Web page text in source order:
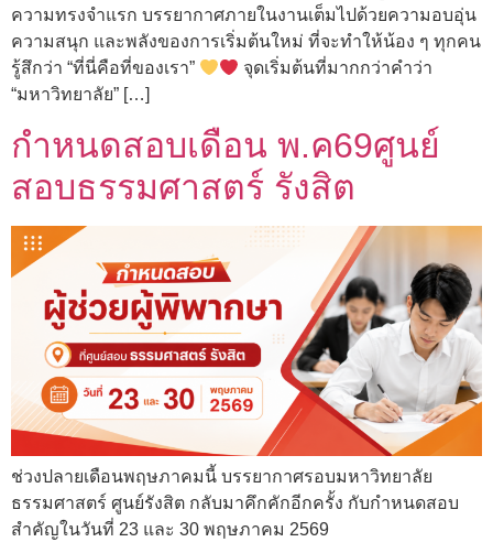
ความทรงจำแรก บรรยากาศภายในงานเต็มไปด้วยความอบอุ่น
ความสนุก และพลังของการเริ่มต้นใหม่ ที่จะทำให้น้อง ๆ ทุกคน
รู้สึกว่า “ที่นี่คือที่ของเรา”
จุดเริ่มต้นที่มากกว่าคำว่า
“มหาวิทยาลัย” […]
กำหนดสอบเดือน พ.ค69ศูนย์
สอบธรรมศาสตร์ รังสิต
ช่วงปลายเดือนพฤษภาคมนี้ บรรยากาศรอบมหาวิทยาลัย
ธรรมศาสตร์ ศูนย์รังสิต กลับมาคึกคักอีกครั้ง กับกำหนดสอบ
สำคัญในวันที่ 23 และ 30 พฤษภาคม 2569